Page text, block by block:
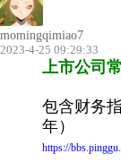
momingqimiao7
2023-4-25 09:29:33
上市公司
包含财务
年）
https://